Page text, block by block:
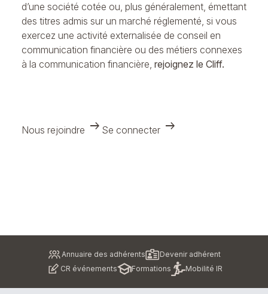
d’une société cotée ou, plus généralement, émettant
des titres admis sur un marché réglementé, si vous
exercez une activité externalisée de conseil en
communication financière ou des métiers connexes
à la communication financière, rejoignez le Cliff.
Nous rejoindre arrow_right_alt Se connecter arrow_right_alt
Annuaire des adhérents
Devenir adhérent
CR événements
Formations Mobilité IR